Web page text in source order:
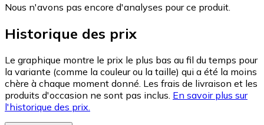
Nous n'avons pas encore d'analyses pour ce produit.
Historique des prix
Le graphique montre le prix le plus bas au fil du temps pour
la variante (comme la couleur ou la taille) qui a été la moins
chère à chaque moment donné. Les frais de livraison et les
produits d'occasion ne sont pas inclus. En savoir plus sur
l'historique des prix.